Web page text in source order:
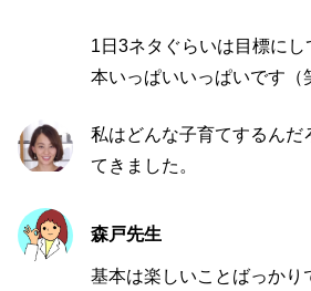
1日 3ネタぐらいは目標に
本いっぱいいっぱいです（
私はどんな子育てするんだ
てきました。
森戸先生
基本は楽しいことばっかり